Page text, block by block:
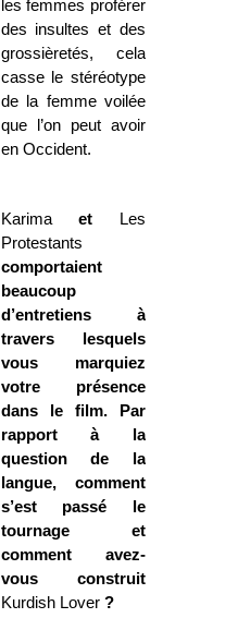
les femmes proférer
des insultes et des
grossièretés, cela
casse le stéréotype
de la femme voilée
que l’on peut avoir
en Occident.
Karimaet
Les
Protestants
comportaient
beaucoup
d’entretiens à
travers lesquels
vous marquiez
votre présence
dans le film. Par
rapport à la
question de la
langue, comment
s’est passé le
tournage et
comment avez-
vous construit
Kurdish Lover?